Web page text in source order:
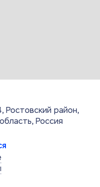
Ростовский район,
Россия